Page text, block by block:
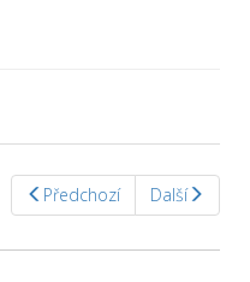
Předchozí Další